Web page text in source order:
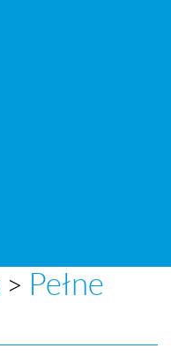
> Pełne